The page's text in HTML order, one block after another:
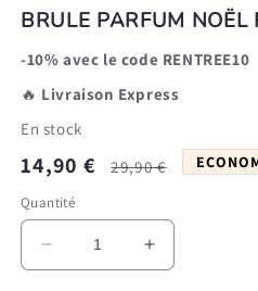
BRULE PARFUM NOËL
-10% avec le code RENTREE10
🔥 Livraison Express
En stock
Prix
14,90 €
Prix
29,90 €
Quantité
Réduire
la
Augmenter
la